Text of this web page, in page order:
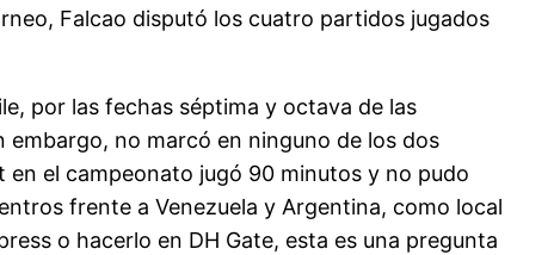
Falcao disputó los cuatro partidos jugados
por las fechas séptima y octava de las
no marcó en ninguno de los dos
el campeonato jugó 90 minutos y no pudo
frente a Venezuela y Argentina, como local
o hacerlo en DH Gate, esta es una pregunta